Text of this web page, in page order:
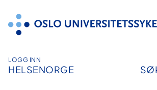
innhold
LOGG INN
HELSENORGE